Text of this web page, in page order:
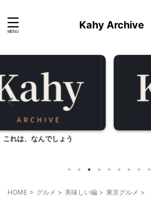
Kahy Archive
HOME > グルメ > 美味しい編 > 東京グルメ >